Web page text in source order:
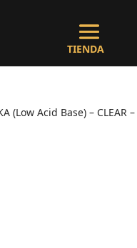
(Low Acid Base) – CLEAR –